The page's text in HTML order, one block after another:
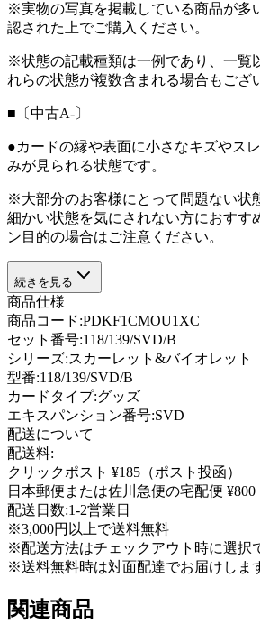
※実物の写真を掲載している商品が多
認された上でご購入ください。
※状態の記載種類は一例であり、一覧
れらの状態が複数含まれる場合もござ
■〔中古A-〕
●カードの縁や表面に小さなキズやス
みが見られる状態です。
※大部分のお客様にとって問題ない状
細かい状態を気にされない方におすす
ン目的の場合はご注意ください。
続きを見る
商品仕様
商品コード:PDKF1CMOU1XC
セット番号:118/139/SVD/B
シリーズ:スカーレット&バイオレット
型番:118/139/SVD/B
カードタイプ:グッズ
エキスパンション番号:SVD
配送について
配送料:
クリックポスト ¥185（ポスト投函）
日本郵便または佐川急便の宅配便 ¥800
配送日数:1-2営業日
※3,000円以上で送料無料
※配送方法はチェックアウト時に選択
※送料無料時は対面配達でお届けしま
関連商品